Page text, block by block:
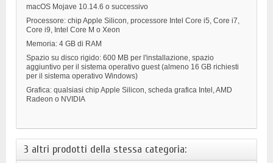
macOS Mojave 10.14.6 o successivo
Processore: chip Apple Silicon, processore Intel Core i5, Core i7,
Core i9, Intel Core M o Xeon
Memoria: 4 GB di RAM
Spazio su disco rigido: 600 MB per l'installazione, spazio
aggiuntivo per il sistema operativo guest (almeno 16 GB richiesti
per il sistema operativo Windows)
Grafica: qualsiasi chip Apple Silicon, scheda grafica Intel, AMD
Radeon o NVIDIA
3 altri prodotti della stessa categoria: